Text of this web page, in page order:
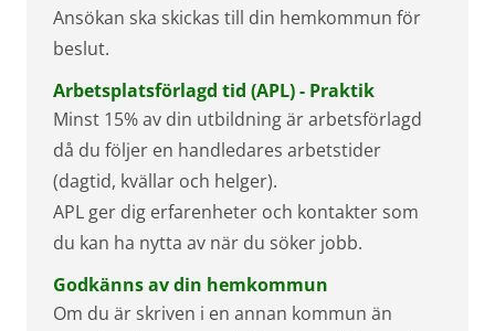
Ansökan ska skickas till din hemkommun för
beslut.
Arbetsplatsförlagd tid (APL) - Praktik
Minst 15% av din utbildning är arbetsförlagd
då du följer en handledares arbetstider
(dagtid, kvällar och helger).
APL ger dig erfarenheter och kontakter som
du kan ha nytta av när du söker jobb.
Godkänns av din hemkommun
Om du är skriven i en annan kommun än